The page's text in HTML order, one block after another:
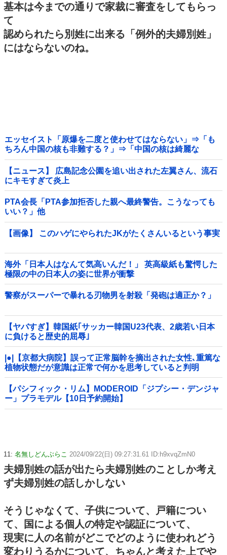
基本は今までの通りで家裁に審査をしてもらっ
て
認められたら別姓に出来る「例外的夫婦別姓」
にはならないのね。
エッセイスト「原爆を二度と使わせてはならない」⇒「も
ちろん中国の核も非難する？」⇒「中国の核は綺麗な
核！」
【ニュース】 広島記念公園を追い出された左翼さん、流石
にキモすぎて炎上
PTA会長「PTA参加拒否した親へ最終警告。こうなっても
いい？」他
【画像】 このハゲにやられたJKがたくさんいるという事実
海外「日本人はなんて気高いんだ！」 英高級紙も驚愕した
極限の中の日本人の姿に世界が衝撃
警察がスーパーで暴れる刃物男を射殺「発砲は適正か？」
【ヤバすぎ】韓国紙｢サッカー韓国U23代表、2歳若い日本
に負けると歴史的屈辱｣
|●|【京都大病院】誤って正常脳幹を摘出された女性､重篤な
植物状態だが意識は正常で何かを思考していると判明
【パシフィック・リム】MODEROID「ジプシー・デンジャ
ー」プラモデル【10日予約開始】
11: 名無しどんぶらこ 2024/09/22(日) 09:27:31.61 ID:h9xvqZmN0
夫婦別姓の話が出たら夫婦別姓のことしか考え
ず夫婦別姓の話しかしない
そうじゃなくて、子供について、戸籍につい
て、国による個人の特定や認証について、
現実に人の名前がどこでどのように使われどう
変わりうるかについて、ちゃんと考えた上でや